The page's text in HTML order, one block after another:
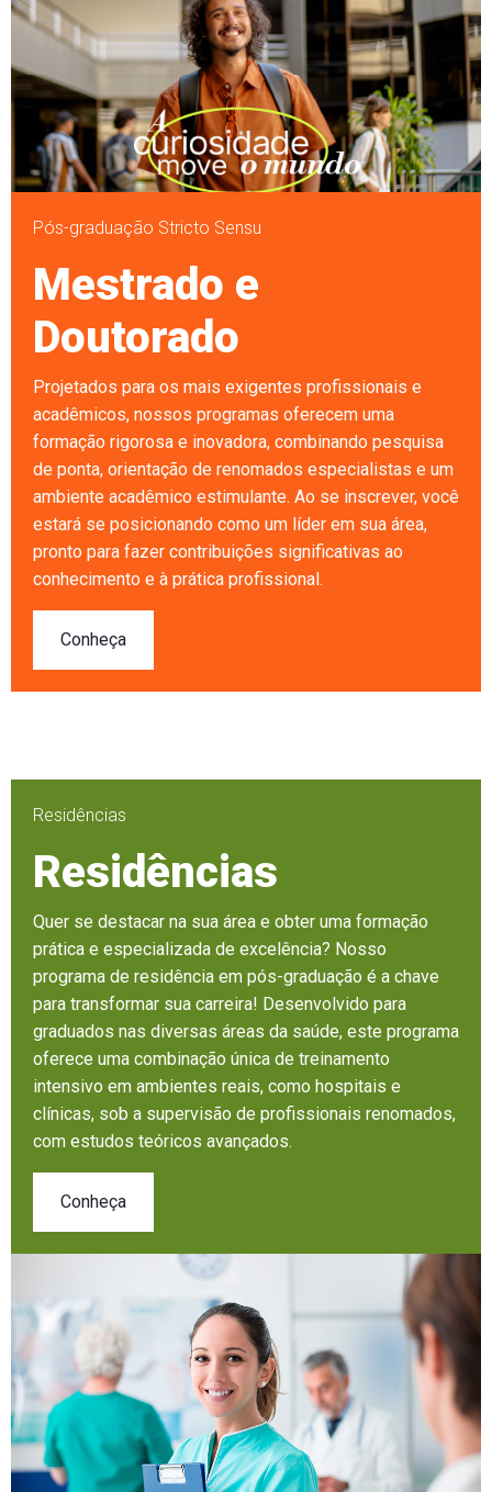
Pós-graduação Stricto Sensu
Mestrado e
Doutorado
Projetados para os mais exigentes profissionais e
acadêmicos, nossos programas oferecem uma
formação rigorosa e inovadora, combinando pesquisa
de ponta, orientação de renomados especialistas e um
ambiente acadêmico estimulante. Ao se inscrever, você
estará se posicionando como um líder em sua área,
pronto para fazer contribuições significativas ao
conhecimento e à prática profissional.
Conheça
Residências
Residências
Quer se destacar na sua área e obter uma formação
prática e especializada de excelência? Nosso
programa de residência em pós-graduação é a chave
para transformar sua carreira! Desenvolvido para
graduados nas diversas áreas da saúde, este programa
oferece uma combinação única de treinamento
intensivo em ambientes reais, como hospitais e
clínicas, sob a supervisão de profissionais renomados,
com estudos teóricos avançados.
Conheça